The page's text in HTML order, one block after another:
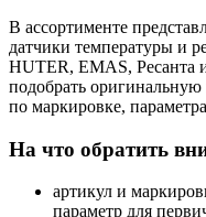
В ассортименте
датчики температуры и
HUTER, EMAS, Ресанта
подобрать
по маркировке,
На что обратить
артикул и
параметр для